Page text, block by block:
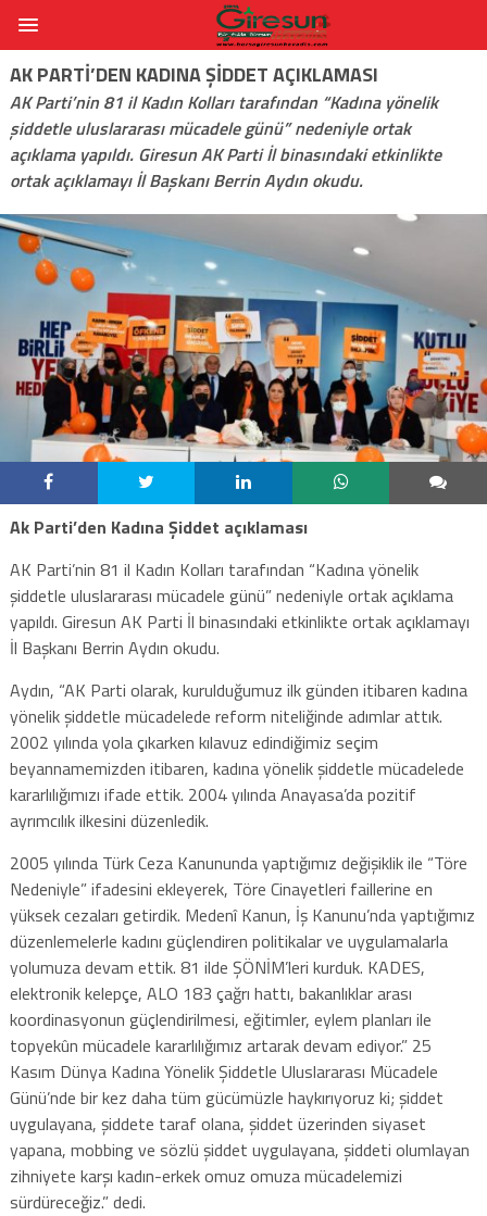
AK PARTI’DEN KADINA ŞIDDET AÇIKLAMASI
AK Parti’nin 81 il Kadın Kolları tarafından “Kadına yönelik
şiddetle uluslararası mücadele günü” nedeniyle ortak
açıklama yapıldı. Giresun AK Parti İl binasındaki etkinlikte
ortak açıklamayı İl Başkanı Berrin Aydın okudu.
Ak Parti’den Kadına Şiddet açıklaması
AK Parti’nin 81 il Kadın Kolları tarafından “Kadına yönelik
şiddetle uluslararası mücadele günü” nedeniyle ortak açıklama
yapıldı. Giresun AK Parti İl binasındaki etkinlikte ortak açıklamayı
İl Başkanı Berrin Aydın okudu.
Aydın, “AK Parti olarak, kurulduğumuz ilk günden itibaren kadına
yönelik şiddetle mücadelede reform niteliğinde adımlar attık.
2002 yılında yola çıkarken kılavuz edindiğimiz seçim
beyannamemizden itibaren, kadına yönelik şiddetle mücadelede
kararlılığımızı ifade ettik. 2004 yılında Anayasa’da pozitif
ayrımcılık ilkesini düzenledik.
2005 yılında Türk Ceza Kanununda yaptığımız değişiklik ile “Töre
Nedeniyle” ifadesini ekleyerek, Töre Cinayetleri faillerine en
yüksek cezaları getirdik. Medenî Kanun, İş Kanunu’nda yaptığımız
düzenlemelerle kadını güçlendiren politikalar ve uygulamalarla
yolumuza devam ettik. 81 ilde ŞÖNİM’leri kurduk. KADES,
elektronik kelepçe, ALO 183 çağrı hattı, bakanlıklar arası
koordinasyonun güçlendirilmesi, eğitimler, eylem planları ile
topyekûn mücadele kararlılığımız artarak devam ediyor.” 25
Kasım Dünya Kadına Yönelik Şiddetle Uluslararası Mücadele
Günü’nde bir kez daha tüm gücümüzle haykırıyoruz ki; şiddet
uygulayana, şiddete taraf olana, şiddet üzerinden siyaset
yapana, mobbing ve sözlü şiddet uygulayana, şiddeti olumlayan
zihniyete karşı kadın-erkek omuz omuza mücadelemizi
sürdüreceğiz.” dedi.